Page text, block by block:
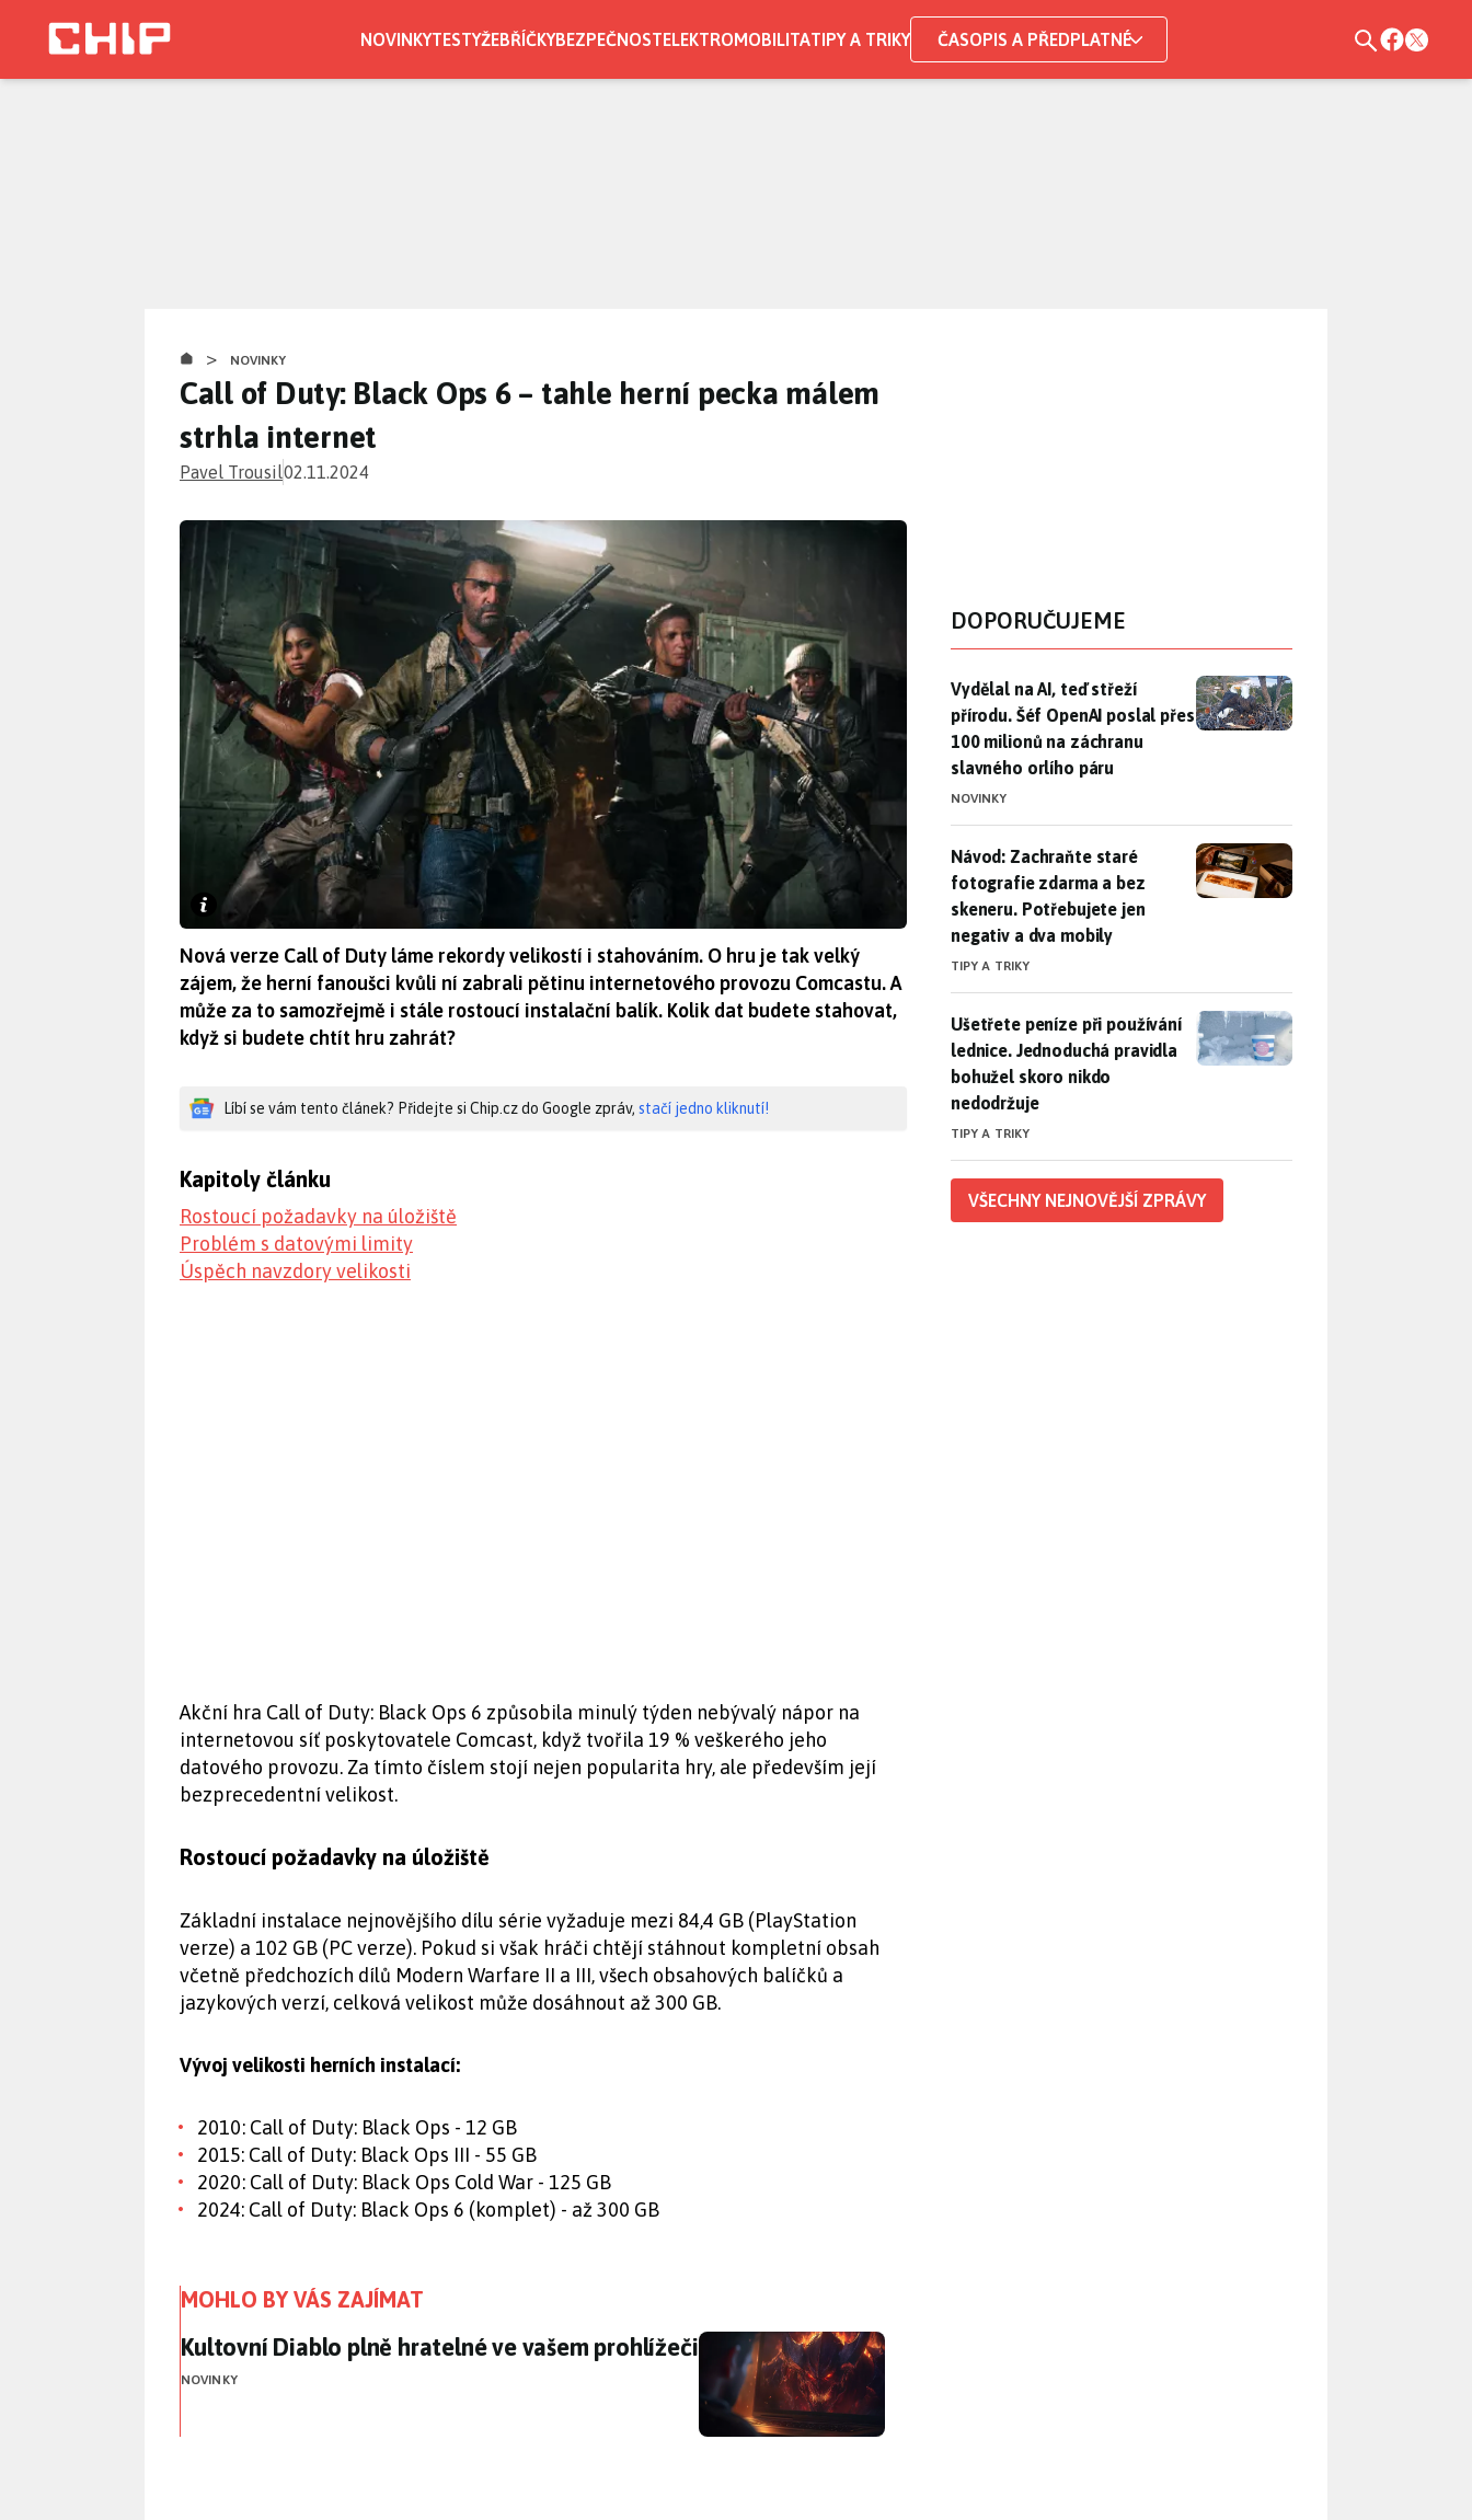
NOVINKYTESTYŽEBŘÍČKYBEZPEČNOSTELEKTROMOBILITATIPY A TRIKY ČASOPIS A PŘEDPLATNÉ
> NOVINKY
Call of Duty: Black Ops 6 – tahle herní pecka málem
strhla internet
Pavel Trousil02.11.2024
Nová verze Call of Duty láme rekordy velikostí i stahováním. O hru je tak velký
zájem, že herní fanoušci kvůli ní zabrali pětinu internetového provozu Comcastu. A
může za to samozřejmě i stále rostoucí instalační balík. Kolik dat budete stahovat,
když si budete chtít hru zahrát?
Líbí se vám tento článek? Přidejte si Chip.cz do Google zpráv, stačí jedno kliknutí!
Kapitoly článku
Rostoucí požadavky na úložiště
Problém s datovými limity
Úspěch navzdory velikosti
Akční hra Call of Duty: Black Ops 6 způsobila minulý týden nebývalý nápor na
internetovou síť poskytovatele Comcast, když tvořila 19 % veškerého jeho
datového provozu. Za tímto číslem stojí nejen popularita hry, ale především její
bezprecedentní velikost.
Rostoucí požadavky na úložiště
Základní instalace nejnovějšího dílu série vyžaduje mezi 84,4 GB (PlayStation
verze) a 102 GB (PC verze). Pokud si však hráči chtějí stáhnout kompletní obsah
včetně předchozích dílů Modern Warfare II a III, všech obsahových balíčků a
jazykových verzí, celková velikost může dosáhnout až 300 GB.
Vývoj velikosti herních instalací:
2010: Call of Duty: Black Ops - 12 GB
2015: Call of Duty: Black Ops III - 55 GB
2020: Call of Duty: Black Ops Cold War - 125 GB
2024: Call of Duty: Black Ops 6 (komplet) - až 300 GB
MOHLO BY VÁS ZAJÍMAT
Kultovní Diablo plně hratelné ve vašem prohlížeči
Kultovní Diablo plně hratelné ve vašem prohlížeči
NOVINKY
DOPORUČUJEME
Vydělal na AI, teď střeží přírodu. Šéf OpenAI poslal přes 100
Vydělal na AI, teď střeží
přírodu. Šéf OpenAI poslal přes
100 milionů na záchranu
slavného orlího páru
NOVINKY
Návod: Zachraňte staré fotografie zdarma a bez skeneru.
Návod: Zachraňte staré
fotografie zdarma a bez
skeneru. Potřebujete jen
negativ a dva mobily
TIPY A TRIKY
Ušetřete peníze při používání lednice. Jednoduchá pravidla
Ušetřete peníze při používání
lednice. Jednoduchá pravidla
bohužel skoro nikdo
nedodržuje
TIPY A TRIKY
VŠECHNY NEJNOVĚJŠÍ ZPRÁVY